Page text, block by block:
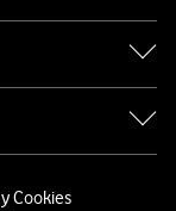
Cookies